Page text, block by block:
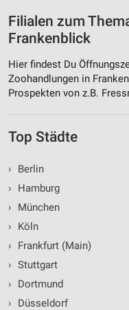
Filialen zum
Frankenblick
Hier findest Du
Zoohandlungen in
Prospekten von z.B.
Top Städte
›
Berlin
›
Hamburg
›
München
›
Köln
›
Frankfurt (Main)
› Stuttgart
›
Dortmund
›
Düsseldorf